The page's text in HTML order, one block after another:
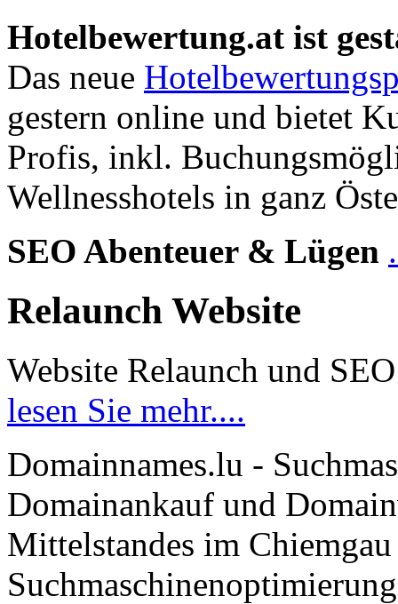
Hotelbewertung.at ist
Das neue
gestern online und bietet
Profis, inkl.
Wellnesshotels in ganz
SEO Abenteuer & Lügen
Relaunch Website
Website Relaunch und SEO
lesen Sie mehr....
Domainnames.lu -
Domainankauf und
Mittelstandes im
Suchmaschinenoptimierung